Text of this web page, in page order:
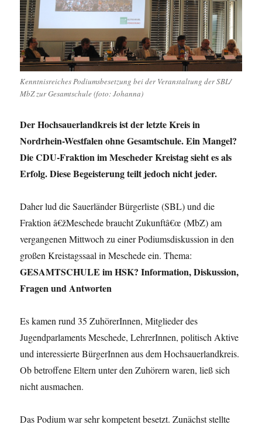
Kenntnisreiches Podiumsbesetzung bei der Veranstaltung der SBL/
MbZ zur Gesamtschule (foto: Johanna)
Der Hochsauerlandkreis ist der letzte Kreis in
Nordrhein-Westfalen ohne Gesamtschule. Ein Mangel?
Die CDU-Fraktion im Mescheder Kreistag sieht es als
Erfolg. Diese Begeisterung teilt jedoch nicht jeder.
Daher lud die Sauerländer Bürgerliste (SBL) und die
Fraktion â€žMeschede braucht Zukunftâ€œ (MbZ) am
vergangenen Mittwoch zu einer Podiumsdiskussion in den
großen Kreistagssaal in Meschede ein. Thema:
GESAMTSCHULE im HSK? Information, Diskussion,
Fragen und Antworten
Es kamen rund 35 ZuhörerInnen, Mitglieder des
Jugendparlaments Meschede, LehrerInnen, politisch Aktive
und interessierte BürgerInnen aus dem Hochsauerlandkreis.
Ob betroffene Eltern unter den Zuhörern waren, ließ sich
nicht ausmachen.
Das Podium war sehr kompetent besetzt. Zunächst stellte